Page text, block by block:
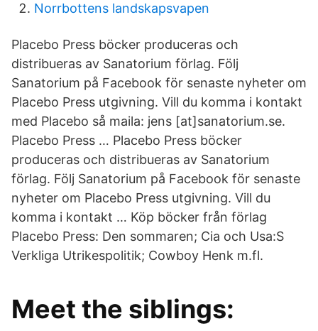
Norrbottens landskapsvapen
Placebo Press böcker produceras och
distribueras av Sanatorium förlag. Följ
Sanatorium på Facebook för senaste nyheter om
Placebo Press utgivning. Vill du komma i kontakt
med Placebo så maila: jens [at]sanatorium.se.
Placebo Press … Placebo Press böcker
produceras och distribueras av Sanatorium
förlag. Följ Sanatorium på Facebook för senaste
nyheter om Placebo Press utgivning. Vill du
komma i kontakt … Köp böcker från förlag
Placebo Press: Den sommaren; Cia och Usa:S
Verkliga Utrikespolitik; Cowboy Henk m.fl.
Meet the siblings: